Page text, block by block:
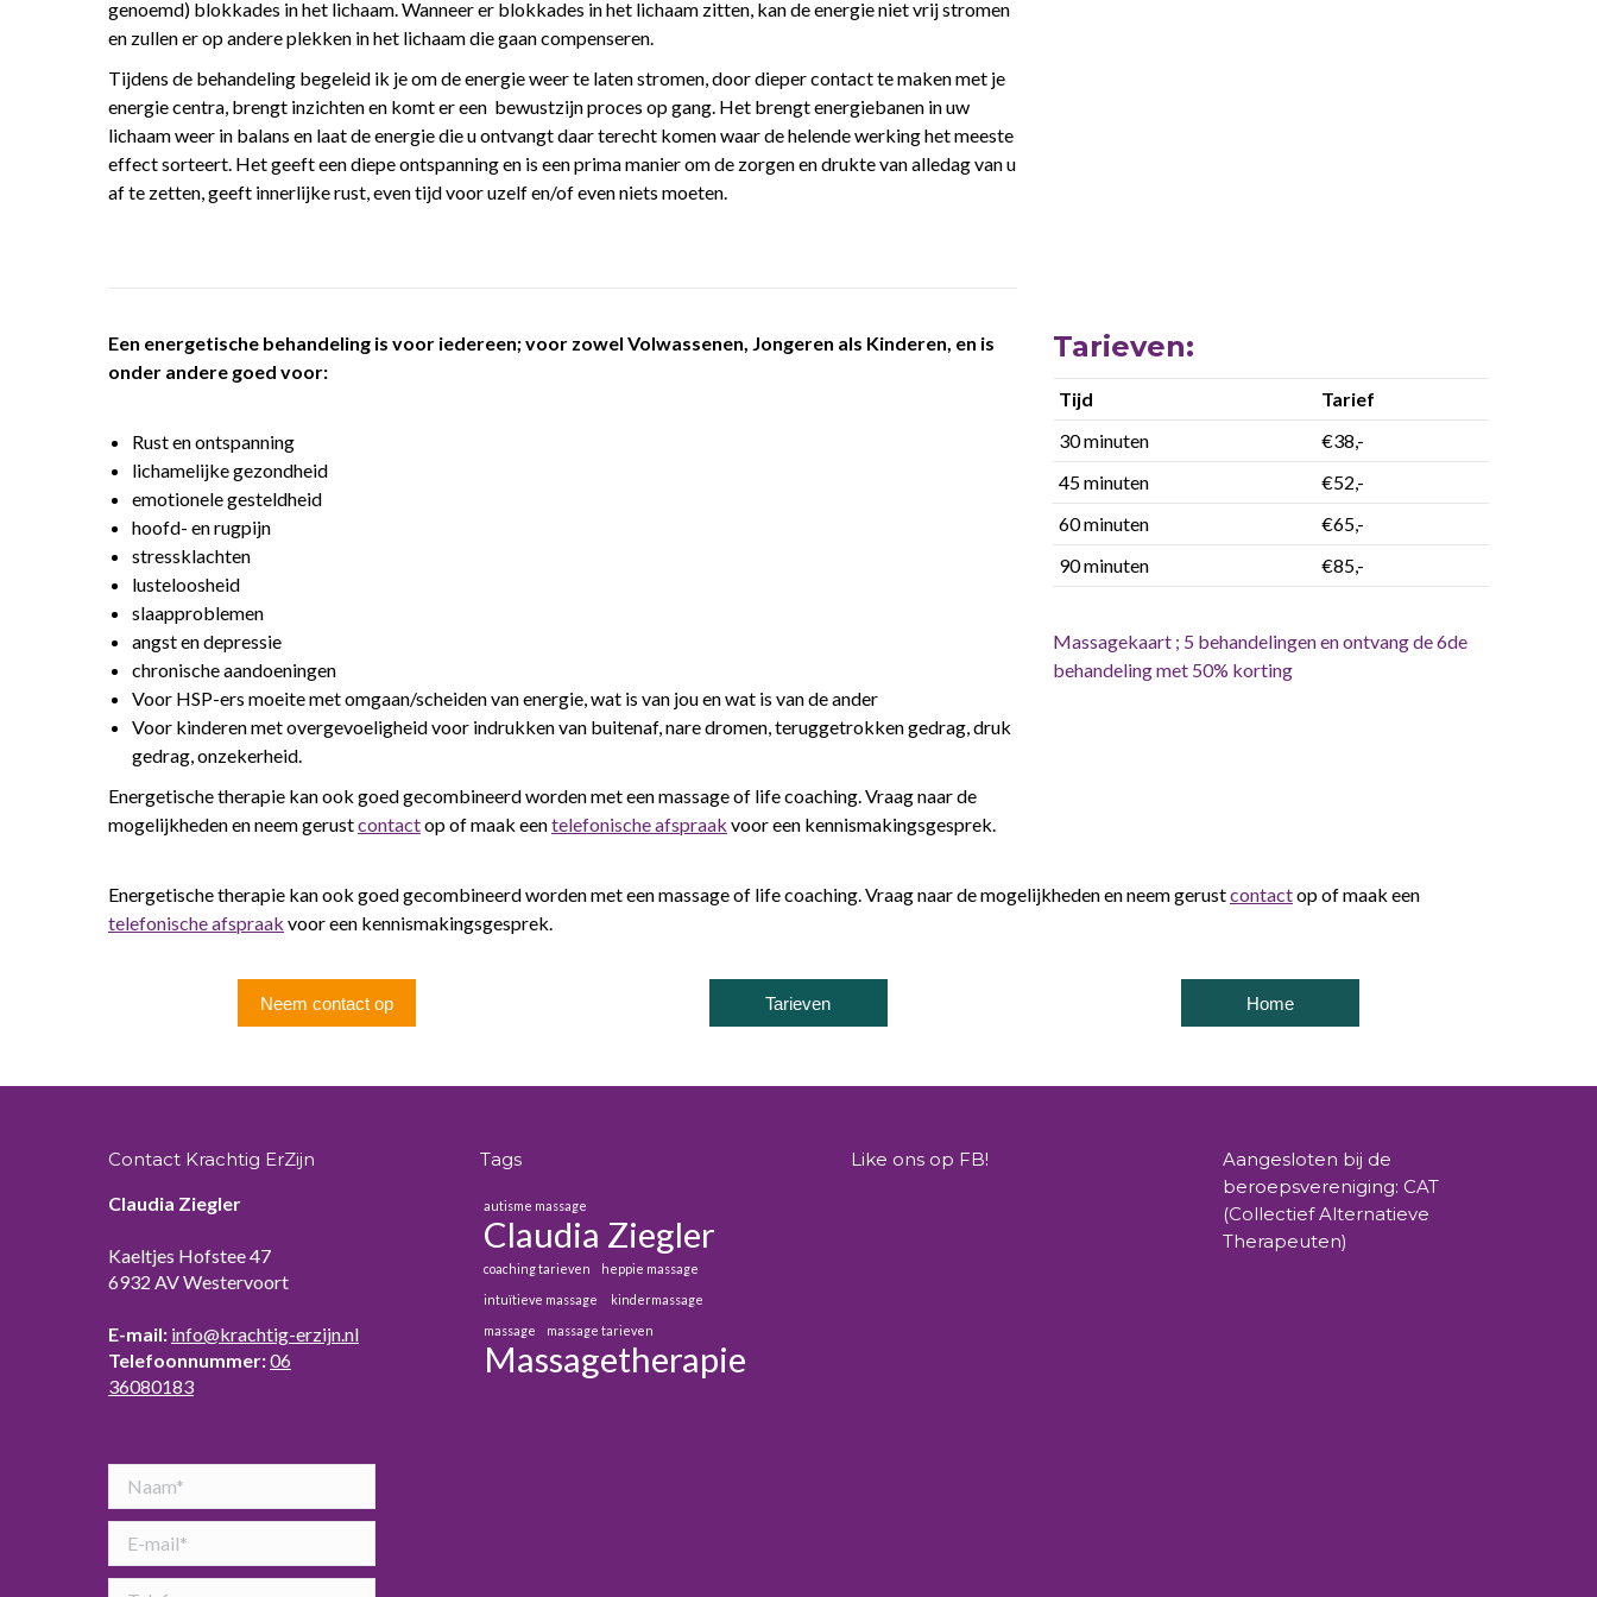
genoemd) blokkades in het lichaam. Wanneer er blokkades in het lichaam zitten, kan de energie niet vrij stromen
en zullen er op andere plekken in het lichaam die gaan compenseren.
Tijdens de behandeling begeleid ik je om de energie weer te laten stromen, door dieper contact te maken met je
energie centra, brengt inzichten en komt er een bewustzijn proces op gang. Het brengt energiebanen in uw
lichaam weer in balans en laat de energie die u ontvangt daar terecht komen waar de helende werking het meeste
effect sorteert. Het geeft een diepe ontspanning en is een prima manier om de zorgen en drukte van alledag van u
af te zetten, geeft innerlijke rust, even tijd voor uzelf en/of even niets moeten.
Een energetische behandeling is voor iedereen; voor zowel Volwassenen, Jongeren als Kinderen, en is
onder andere goed voor:
Rust en ontspanning
lichamelijke gezondheid
emotionele gesteldheid
hoofd- en rugpijn
stressklachten
lusteloosheid
slaapproblemen
angst en depressie
chronische aandoeningen
Voor HSP-ers moeite met omgaan/scheiden van energie, wat is van jou en wat is van de ander
Voor kinderen met overgevoeligheid voor indrukken van buitenaf, nare dromen, teruggetrokken gedrag, druk
gedrag, onzekerheid.
Energetische therapie kan ook goed gecombineerd worden met een massage of life coaching. Vraag naar de
mogelijkheden en neem gerustcontactop of maak eentelefonische afspraak voor een kennismakingsgesprek.
Tarieven:
Tijd
Tarief
30 minuten
€38,-
45 minuten
€52,-
60 minuten
€65,-
90 minuten
€85,-
Massagekaart ; 5 behandelingen en ontvang de 6de
behandeling met 50% korting
Energetische therapie kan ook goed gecombineerd worden met een massage of life coaching. Vraag naar de mogelijkheden en neem gerustcontactop of maak een
telefonische afspraak voor een kennismakingsgesprek.
Neem contact op Tarieven Home
Contact Krachtig ErZijn
Claudia Ziegler
Kaeltjes Hofstee 47
6932 AV Westervoort
E-mail: info@krachtig-erzijn.nl
Telefoonnummer:06
36080183
Tags
autisme massage
Claudia Ziegler
coaching tarieven
heppie massage
intuïtieve massage
kindermassage
massage
massage tarieven
Massagetherapie
Like ons op FB!
Aangesloten bij de
beroepsvereniging: CAT
(Collectief Alternatieve
Therapeuten)